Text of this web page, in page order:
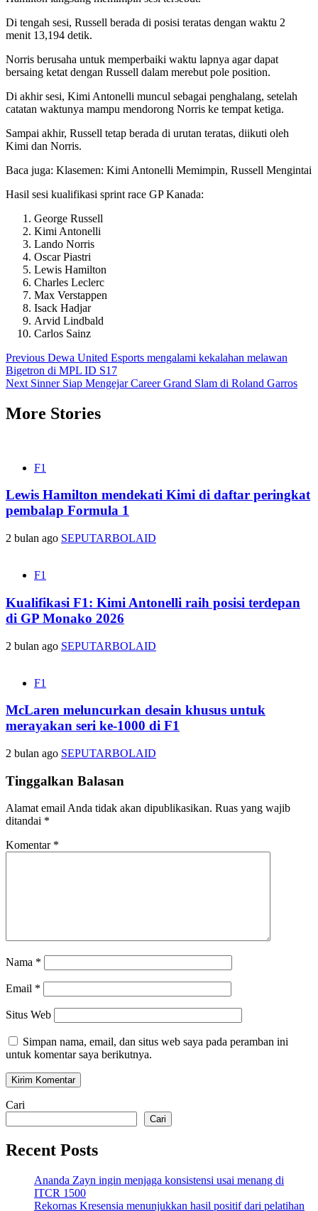
Di tengah sesi, Russell berada di posisi teratas dengan waktu 2
menit 13,194 detik.
Norris berusaha untuk memperbaiki waktu lapnya agar dapat
bersaing ketat dengan Russell dalam merebut pole position.
Di akhir sesi, Kimi Antonelli muncul sebagai penghalang, setelah
catatan waktunya mampu mendorong Norris ke tempat ketiga.
Sampai akhir, Russell tetap berada di urutan teratas, diikuti oleh
Kimi dan Norris.
Baca juga: Klasemen: Kimi Antonelli Memimpin, Russell Mengintai
Hasil sesi kualifikasi sprint race GP Kanada:
George Russell
Kimi Antonelli
Lando Norris
Oscar Piastri
Lewis Hamilton
Charles Leclerc
Max Verstappen
Isack Hadjar
Arvid Lindbald
Carlos Sainz
Post
navigation
Previous Dewa United Esports mengalami kekalahan melawan
Bigetron di MPL ID S17
Next Sinner Siap Mengejar Career Grand Slam di Roland Garros
More Stories
F1
Lewis Hamilton mendekati Kimi di daftar peringkat
pembalap Formula 1
2 bulan ago SEPUTARBOLAID
F1
Kualifikasi F1: Kimi Antonelli raih posisi terdepan
di GP Monako 2026
2 bulan ago SEPUTARBOLAID
F1
McLaren meluncurkan desain khusus untuk
merayakan seri ke-1000 di F1
2 bulan ago SEPUTARBOLAID
Tinggalkan Balasan
Alamat email Anda tidak akan dipublikasikan. Ruas yang wajib
ditandai *
Komentar *
Nama *
Email *
Situs Web
Simpan nama, email, dan situs web saya pada peramban ini
untuk komentar saya berikutnya.
Cari
Cari
Recent Posts
Ananda Zayn ingin menjaga konsistensi usai menang di
ITCR 1500
Rekornas Kresensia menunjukkan hasil positif dari pelatihan